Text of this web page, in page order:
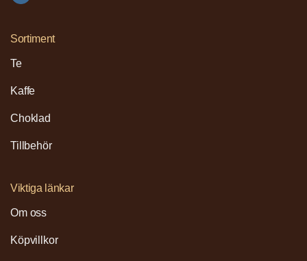
Sortiment
Te
Kaffe
Choklad
Tillbehör
Viktiga länkar
Om oss
Köpvillkor